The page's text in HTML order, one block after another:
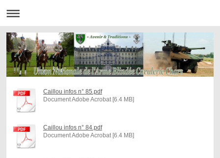
Caillou infos n° 85.pdf
Document Adobe Acrobat [6.4 MB]
Caillou infos n° 84.pdf
Document Adobe Acrobat [6.4 MB]